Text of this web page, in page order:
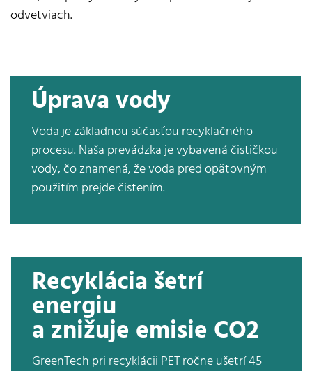
odvetviach.
Úprava vody
Voda je základnou súčasťou recyklačného
procesu. Naša prevádzka je vybavená čističkou
vody, čo znamená, že voda pred opätovným
použitím prejde čistením.
Recyklácia šetrí
energiu
a znižuje emisie CO2
GreenTech pri recyklácii PET ročne ušetrí 45